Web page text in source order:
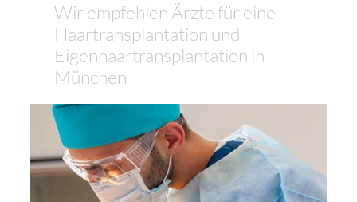
Wir empfehlen Ärzte für eine
Haartransplantation und
Eigenhaartransplantation in
München